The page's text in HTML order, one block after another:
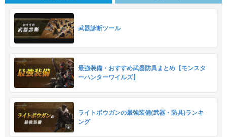
武器診断ツール
最強装備・おすすめ武器防具まとめ【モンスタ
ーハンターワイルズ】
ライトボウガンの最強装備(武器・防具)ランキ
ング